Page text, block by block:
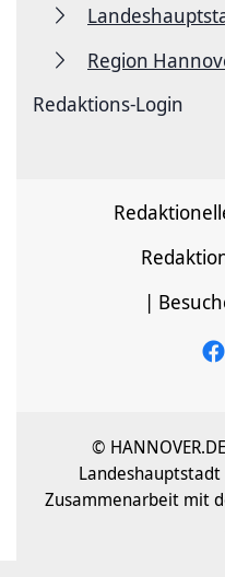
Region
Redaktions-Login
|
©
Zusammenarbeit mit